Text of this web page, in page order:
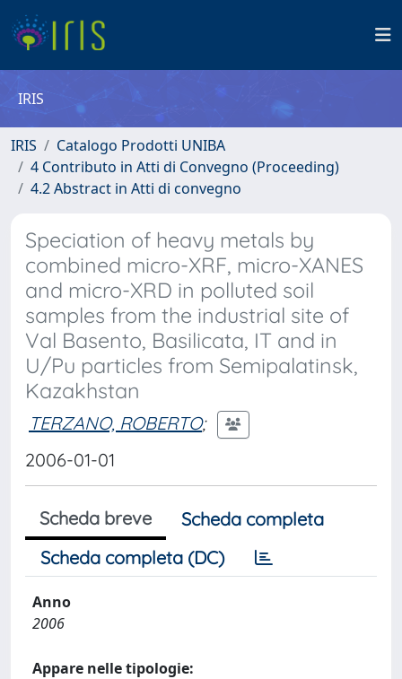
IRIS
IRIS
Catalogo Prodotti UNIBA
4 Contributo in Atti di Convegno (Proceeding)
4.2 Abstract in Atti di convegno
Speciation of heavy metals by
combined micro-XRF, micro-XANES
and micro-XRD in polluted soil
samples from the industrial site of
Val Basento, Basilicata, IT and in
U/Pu particles from Semipalatinsk,
Kazakhstan
TERZANO, ROBERTO;
2006-01-01
Scheda breve
Scheda completa
Scheda completa (DC)
Anno
2006
Appare nelle tipologie: